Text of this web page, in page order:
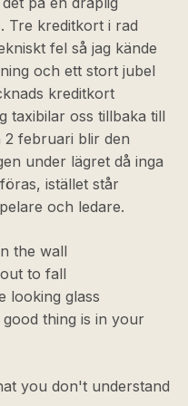
Tre kreditkort i rad
fel så jag kände
och ett stort jubel
kreditkort
taxibilar oss tillbaka till
2 februari blir den
under lägret då inga
istället står
och ledare.
the wall
to fall
looking glass
thing is in your
you don't understand